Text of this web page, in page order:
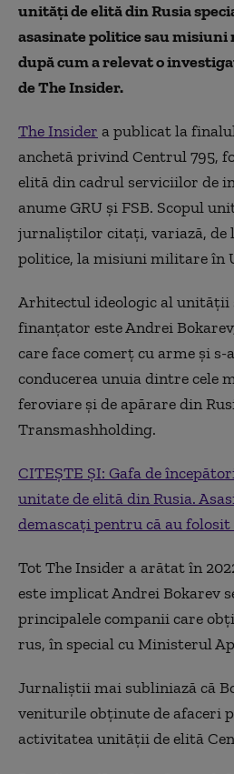
unități de elită din Rusia
asasinate politice sau
după cum a relevat o
de The Insider.
The Insider a publicat la
anchetă privind Centrul 795,
elită din cadrul serviciilor de
anume GRU și FSB. Scopul
jurnaliștilor citați, variază, de
politice, la misiuni militare în
Arhitectul ideologic al unității
finanțator este Andrei
care face comerț cu arme și s-
conducerea unuia dintre cele
feroviare și de apărare din
Transmashholding.
CITEȘTE ȘI: Gafa de
unitate de elită din Rusia.
demascați pentru că au
Tot The Insider a arătat în
este implicat Andrei Bokarev
principalele companii care
rus, în special cu Ministerul
Jurnaliștii mai subliniază că
veniturile obținute de afaceri
activitatea unității de elită